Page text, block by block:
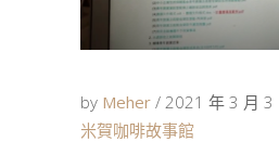
by Meher
2021 年 3 月 3
米賀咖啡故事館